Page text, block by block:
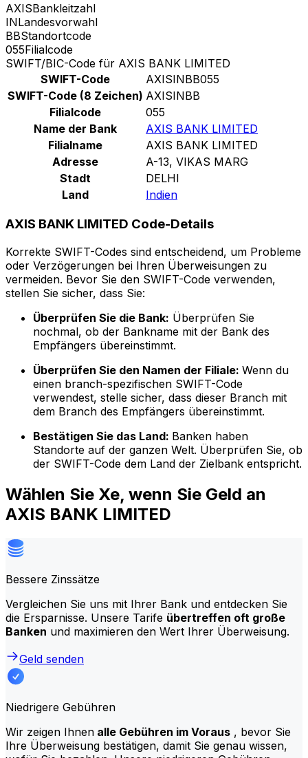
AXISBankleitzahl
INLandesvorwahl
BBStandortcode
055Filialcode
SWIFT/BIC-Code für AXIS BANK LIMITED
SWIFT-Code
AXISINBB055
SWIFT-Code (8 Zeichen) AXISINBB
Filialcode
055
Name der Bank
AXIS BANK LIMITED
Filialname
AXIS BANK LIMITED
Adresse
A-13, VIKAS MARG
Stadt
DELHI
Land
Indien
AXIS BANK LIMITED Code-Details
Korrekte SWIFT-Codes sind entscheidend, um Probleme
oder Verzögerungen bei Ihren Überweisungen zu
vermeiden. Bevor Sie den SWIFT-Code verwenden,
stellen Sie sicher, dass Sie:
Überprüfen Sie die Bank: Überprüfen Sie
nochmal, ob der Bankname mit der Bank des
Empfängers übereinstimmt.
Überprüfen Sie den Namen der Filiale: Wenn du
einen branch-spezifischen SWIFT-Code
verwendest, stelle sicher, dass dieser Branch mit
dem Branch des Empfängers übereinstimmt.
Bestätigen Sie das Land: Banken haben
Standorte auf der ganzen Welt. Überprüfen Sie, ob
der SWIFT-Code dem Land der Zielbank entspricht.
Wählen Sie Xe, wenn Sie Geld an
AXIS BANK LIMITED
Bessere Zinssätze
Vergleichen Sie uns mit Ihrer Bank und entdecken Sie
die Ersparnisse. Unsere Tarife übertreffen oft große
Banken und maximieren den Wert Ihrer Überweisung.
Geld senden
Niedrigere Gebühren
Wir zeigen Ihnen alle Gebühren im Voraus , bevor Sie
Ihre Überweisung bestätigen, damit Sie genau wissen,